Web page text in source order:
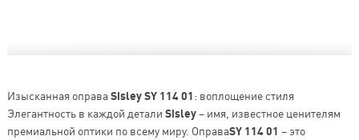
Изысканная оправаSisley SY 114 01: воплощение стиля
Элегантность в каждой детали Sisley– имя, известное ценителям
премиальной оптики по всему миру. ОправаSY 114 01 – это